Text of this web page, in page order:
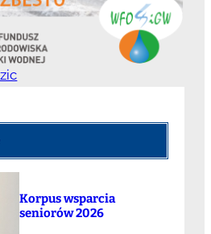
Korpus wsparcia
seniorów 2026